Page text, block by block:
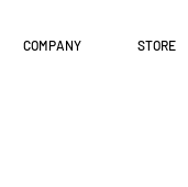
COMPANY STORE